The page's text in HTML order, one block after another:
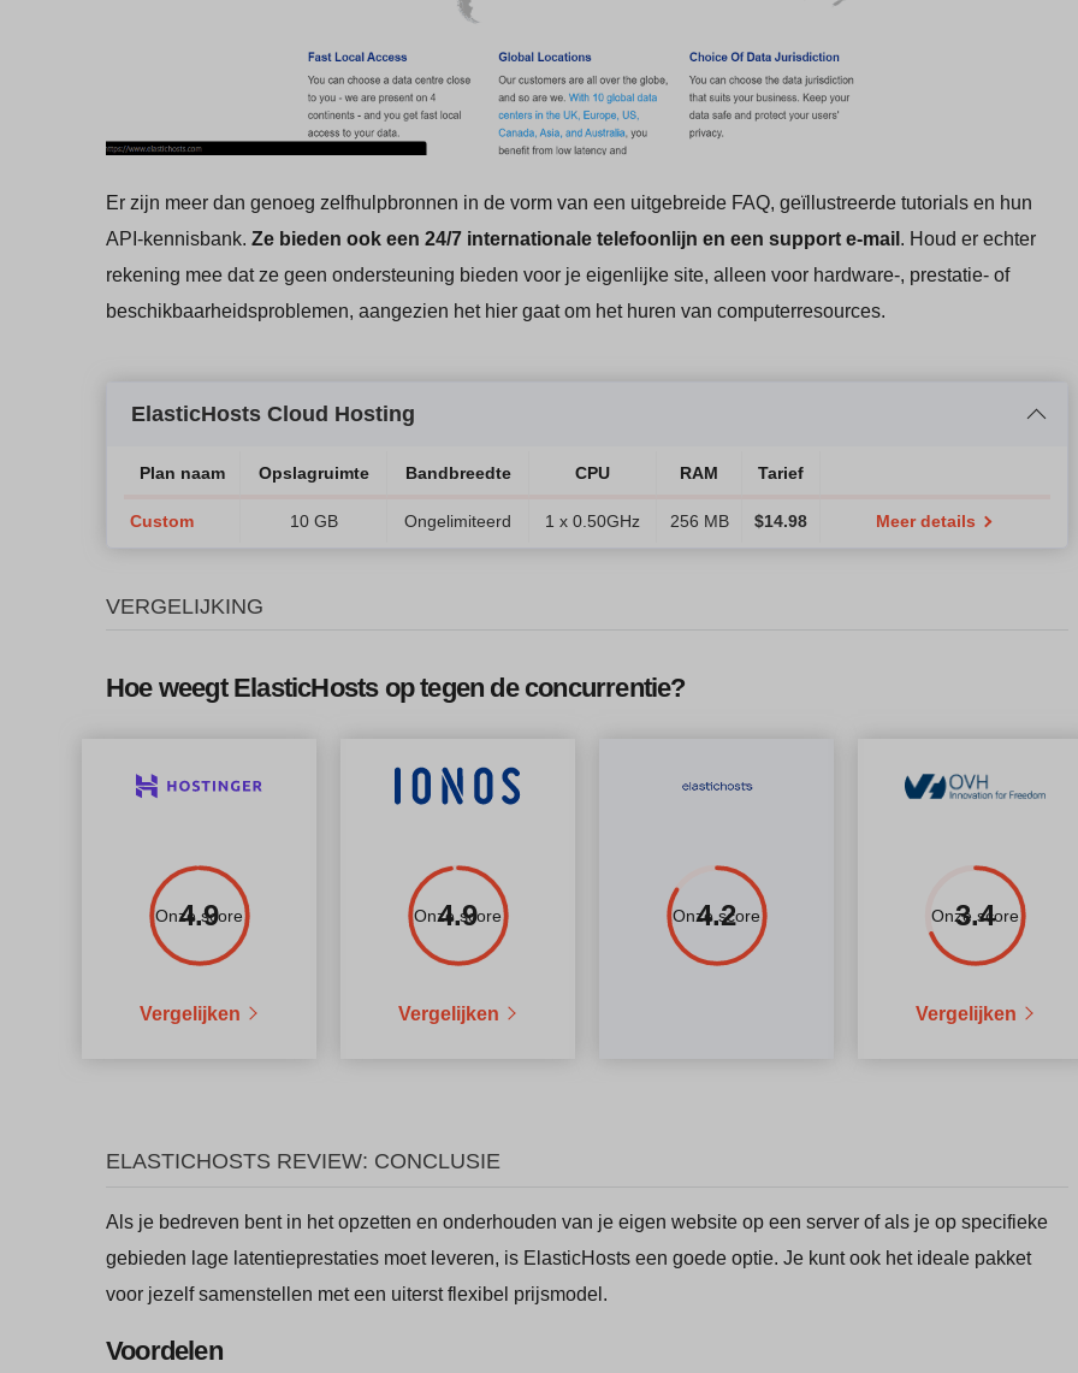
Er zijn meer dan genoeg zelfhulpbronnen in de vorm van een uitgebreide FAQ, geïllustreerde tutorials en hun
API-kennisbank. Ze bieden ook een 24/7 internationale telefoonlijn en een support e-mail . Houd er echter
rekening mee dat ze geen ondersteuning bieden voor je eigenlijke site, alleen voor hardware-, prestatie- of
beschikbaarheidsproblemen, aangezien het hier gaat om het huren van computerresources.
ElasticHosts Cloud Hosting
Plan naam Opslagruimte Bandbreedte CPU RAM Tarief
Custom 10 GB Ongelimiteerd 1 x 0.50GHz 256 MB $14.98 Meer details
VERGELIJKING
Hoe weegt ElasticHosts op tegen de concurrentie?
Onze score
4.9
Vergelijken
Onze score
4.9
Vergelijken
Onze score
4.2 Onze score
3.4
Vergelijken
ELASTICHOSTS REVIEW: CONCLUSIE
Als je bedreven bent in het opzetten en onderhouden van je eigen website op een server of als je op specifieke
gebieden lage latentieprestaties moet leveren, is ElasticHosts een goede optie. Je kunt ook het ideale pakket
voor jezelf samenstellen met een uiterst flexibel prijsmodel.
Voordelen